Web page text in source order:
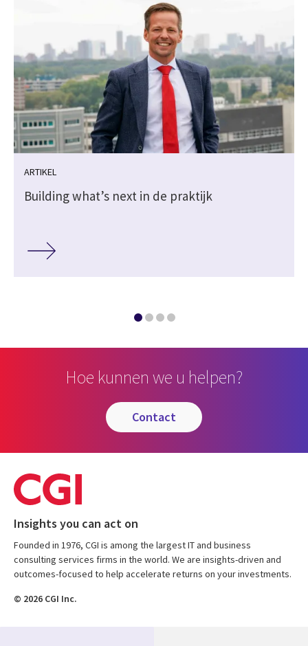
ARTIKEL
Building what’s next in de praktijk
Hoe kunnen we u helpen?
contact
Insights you can act on
Founded in 1976, CGI is among the largest IT and business
consulting services firms in the world. We are insights-driven and
outcomes-focused to help accelerate returns on your investments.
© 2026 CGI Inc.